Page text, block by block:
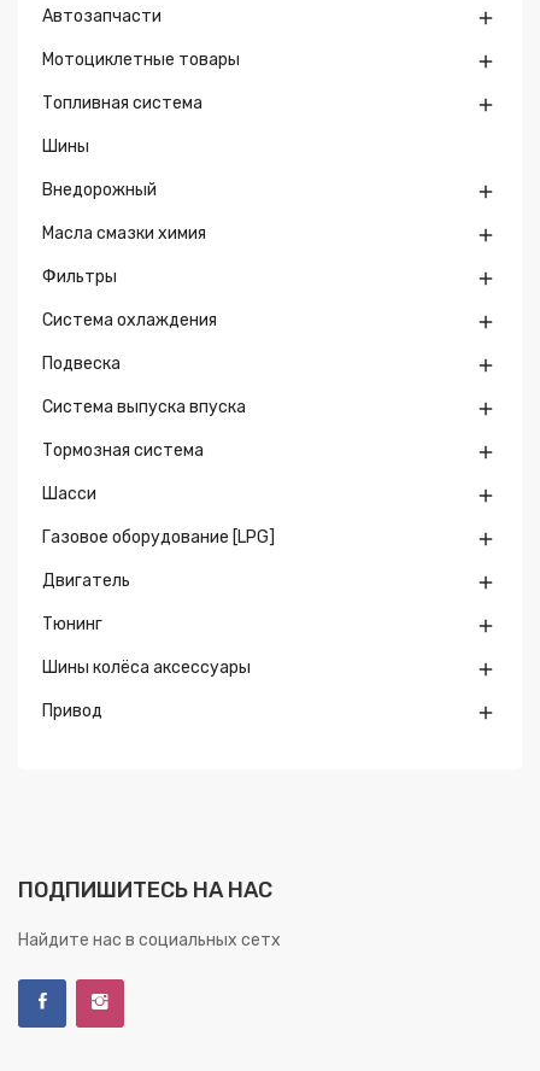
Автозапчасти 
Мотоциклетные товары 
Топливная система 
Шины
Внедорожный 
Масла смазки химия 
Фильтры 
Система охлаждения 
Подвеска 
Система выпуска впуска 
Тормозная система 
Шасси 
Газовое оборудование [LPG] 
Двигатель 
Тюнинг 
Шины колёса аксессуары 
Привод 
ПОДПИШИТЕСЬ НА НАС
Найдите нас в социальных сетх